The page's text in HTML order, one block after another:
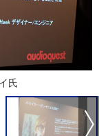
氏